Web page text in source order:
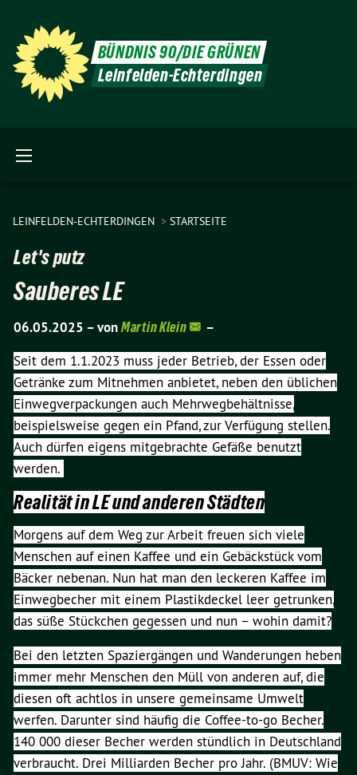
BÜNDNIS 90/DIE GRÜNEN
Leinfelden-Echterdingen
LEINFELDEN-ECHTERDINGEN STARTSEITE
Let's putz
Sauberes LE
06.05.2025 –vonMartin Klein
–
Seit dem 1.1.2023 muss jeder Betrieb, der Essen oder
Getränke zum Mitnehmen anbietet, neben den üblichen
Einwegverpackungen auch Mehrwegbehältnisse,
beispielsweise gegen ein Pfand, zur Verfügung stellen.
Auch dürfen eigens mitgebrachte Gefäße benutzt
werden.
Realität in LE und anderen Städten
Morgens auf dem Weg zur Arbeit freuen sich viele
Menschen auf einen Kaffee und ein Gebäckstück vom
Bäcker nebenan. Nun hat man den leckeren Kaffee im
Einwegbecher mit einem Plastikdeckel leer getrunken,
das süße Stückchen gegessen und nun – wohin damit?
Bei den letzten Spaziergängen und Wanderungen heben
immer mehr Menschen den Müll von anderen auf, die
diesen oft achtlos in unsere gemeinsame Umwelt
werfen. Darunter sind häufig die Coffee-to-go Becher.
140 000 dieser Becher werden stündlich in Deutschland
verbraucht. Drei Milliarden Becher pro Jahr. (BMUV: Wie